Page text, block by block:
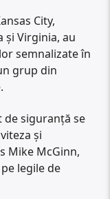
City,
și Virginia, au
semnalizate în
grup din
de siguranță se
și
Mike McGinn,
legile de